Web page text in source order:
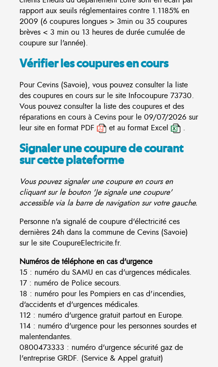
rapport aux seuils réglementaires contre 1.1185% en
2009 (6 coupures longues > 3min ou 35 coupures
brèves < 3 min ou 13 heures de durée cumulée de
coupure sur l'année).
Vérifier les coupures en cours
Pour Cevins (Savoie), vous pouvez consulter la liste
des coupures en cours sur le site Infocoupure 73730.
Vous pouvez consulter la liste des coupures et des
réparations en cours à Cevins pour le 09/07/2026 sur
leur site en format PDF
et au format Excel .
Signaler une coupure de courant
sur cette plateforme
Vous pouvez signaler une coupure en cours en
cliquant sur le bouton 'Je signale une coupure'
accessible via la barre de navigation sur votre gauche.
Personne n'a signalé de coupure d'électricité ces
dernières 24h dans la commune de Cevins (Savoie)
sur le site CoupureElectricite.fr.
Numéros de téléphone en cas d'urgence
15 : numéro du SAMU en cas d'urgences médicales.
17 : numéro de Police secours.
18 : numéro pour les Pompiers en cas d'incendies,
d'accidents et d'urgences médicales.
112 : numéro d'urgence gratuit partout en Europe.
114 : numéro d'urgence pour les personnes sourdes et
malentendantes.
0800473333 : numéro d'urgence sécurité gaz de
l'entreprise GRDF. (Service & Appel gratuit)